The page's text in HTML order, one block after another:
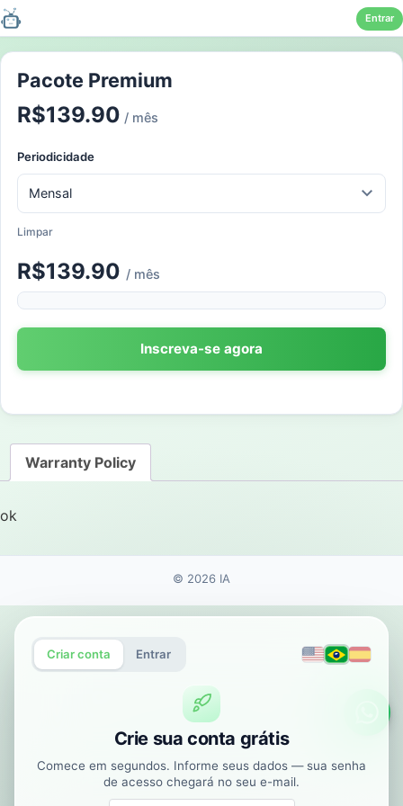
Entrar
Pular
para
conteúdo
Pacote Premium
R$139.90 / mês
Periodicidade
Limpar
R$139.90 / mês
Inscreva-se agora
Warranty Policy
ok
© 2026 IA
Criar conta Entrar
Crie sua conta grátis
Comece em segundos. Informe seus dados — sua senha
de acesso chegará no seu e-mail.